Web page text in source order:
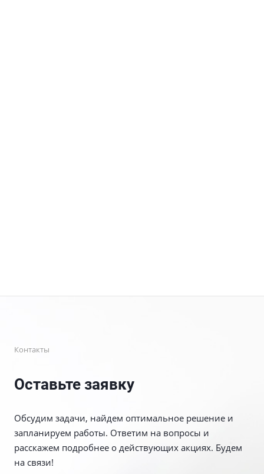
Контакты
Оставьте заявку
Обсудим задачи, найдем оптимальное решение и
запланируем работы. Ответим на вопросы и
расскажем подробнее о действующих акциях. Будем
на связи!